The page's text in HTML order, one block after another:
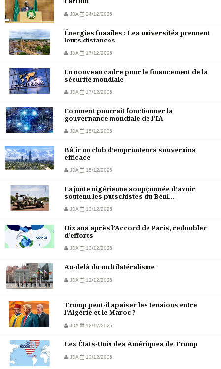
JDA 24/12/2025
Énergies fossiles : Les universités prennent
leurs distances
JDA 17/12/2025
Un nouveau cadre pour le financement de la
sécurité mondiale
JDA 17/12/2025
Comment pourrait fonctionner la
gouvernance mondiale de l’IA
JDA 15/12/2025
Bâtir un club d’emprunteurs souverains
efficace
JDA 15/12/2025
La junte nigérienne soupçonnée d’avoir
soutenu les putschistes du Béni...
JDA 13/12/2025
Dix ans après l’Accord de Paris, redoubler
d’efforts
JDA 13/12/2025
Au-delà du multilatéralisme
JDA 12/12/2025
Trump peut-il apaiser les tensions entre
l’Algérie et le Maroc ?
JDA 12/12/2025
Les États-Unis des Amériques de Trump
JDA 12/12/2025